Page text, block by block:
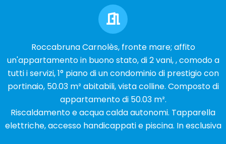
Roccabruna Carnolès, fronte mare; affito
un'appartamento in buono stato, di 2 vani, , comodo a
tutti i servizi, 1° piano di un condominio di prestigio con
portinaio, 50.03 m² abitabili, vista colline. Composto di
appartamento di 50.03 m².
Riscaldamento e acqua calda autonomi. Tapparella
elettriche, accesso handicappati e piscina. In esclusiva